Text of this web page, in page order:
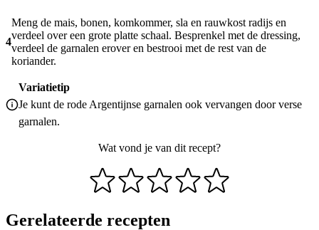
4
Meng de mais, bonen, komkommer, sla en rauwkost radijs en
verdeel over een grote platte schaal. Besprenkel met de dressing,
verdeel de garnalen erover en bestrooi met de rest van de
koriander.
Variatietip
Je kunt de rode Argentijnse garnalen ook vervangen door verse
garnalen.
Wat vond je van dit recept?
Gerelateerde recepten